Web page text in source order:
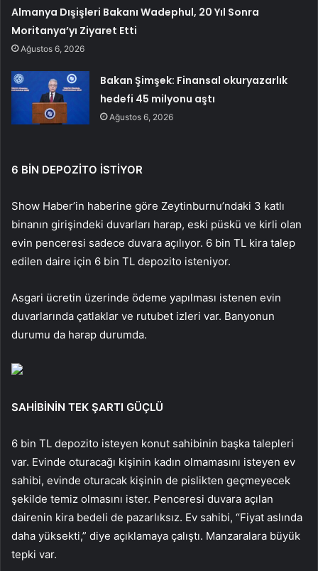
Almanya Dışişleri Bakanı Wadephul, 20 Yıl Sonra
Moritanya’yı Ziyaret Etti
Ağustos 6, 2026
Bakan Şimşek: Finansal okuryazarlık
hedefi 45 milyonu aştı
Ağustos 6, 2026
6 BİN DEPOZİTO İSTİYOR
Show Haber’in haberine göre Zeytinburnu’ndaki 3 katlı
binanın girişindeki duvarları harap, eski püskü ve kirli olan
evin penceresi sadece duvara açılıyor. 6 bin TL kira talep
edilen daire için 6 bin TL depozito isteniyor.
Asgari ücretin üzerinde ödeme yapılması istenen evin
duvarlarında çatlaklar ve rutubet izleri var. Banyonun
durumu da harap durumda.
SAHİBİNİN TEK ŞARTI GÜÇLÜ
6 bin TL depozito isteyen konut sahibinin başka talepleri
var. Evinde oturacağı kişinin kadın olmamasını isteyen ev
sahibi, evinde oturacak kişinin de pislikten geçmeyecek
şekilde temiz olmasını ister. Penceresi duvara açılan
dairenin kira bedeli de pazarlıksız. Ev sahibi, “Fiyat aslında
daha yüksekti,” diye açıklamaya çalıştı. Manzaralara büyük
tepki var.